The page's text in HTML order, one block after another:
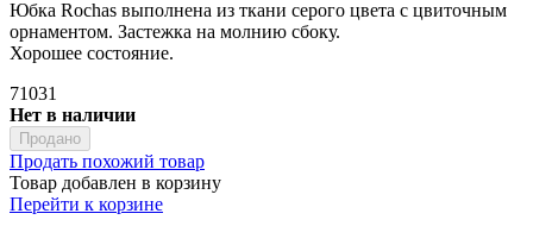
Юбка Rochas выполнена из ткани серого цвета с цвиточным
орнаментом. Застежка на молнию сбоку.
Хорошее состояние.
71031
Нет в наличии
Продано
Продать похожий товар
Товар добавлен в корзину
Перейти к корзине